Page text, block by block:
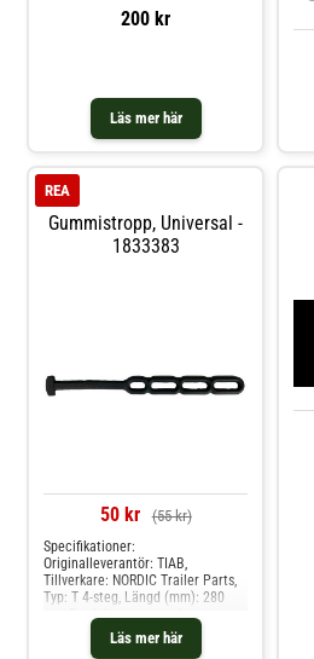
200 kr
Läs mer här
Gummistropp, Universal -
1833383
REA
50 kr (55 kr)
Läs mer här
Specifikationer:
Originalleverantör: TIAB,
Tillverkare: NORDIC Trailer Parts,
Typ: T 4-steg, Längd (mm): 280
bilmodelle: universal